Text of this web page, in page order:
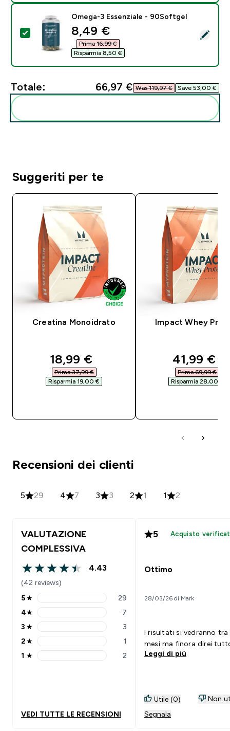
Seleziona questo prodotto - Omega-3 Essenziale -
Omega-3 Essenziale - 90Softgel
discounted price
8,49 €‎
Prima 16,99 €‎
Risparmia 8,50 €‎
Totale: 66,97 €‎ Was 119,97 €‎ Save 53,00 €‎
Suggeriti per te
Creatina Monoidrato
discounted price
18,99 €‎
Prima 37,99 €‎
Risparmia 19,00 €‎
Impact Whey
41,99 €‎
Prima 69,99 €‎
Risparmia 28,00 €‎
Recensioni dei clienti
5 29 4 7 3 3 2 1 1 2
VALUTAZIONE
COMPLESSIVA
4.43 out of 5 stars
4.43
(42 reviews)
5 stars rating 29 reviews
5★ 29
4 stars rating 7 reviews
4★ 7
3 stars rating 3 reviews
3 ★ 3
2 stars rating 1 reviews
2★ 1
1 stars rating 2 reviews
1 ★ 2
VEDI TUTTE LE RECENSIONI
5 Acquisto
Ottimo
28/03/26 di Mark
I risultati si vedranno tra
mesi ma finora direi
Leggi di più
Utile (0)
Non
Segnala